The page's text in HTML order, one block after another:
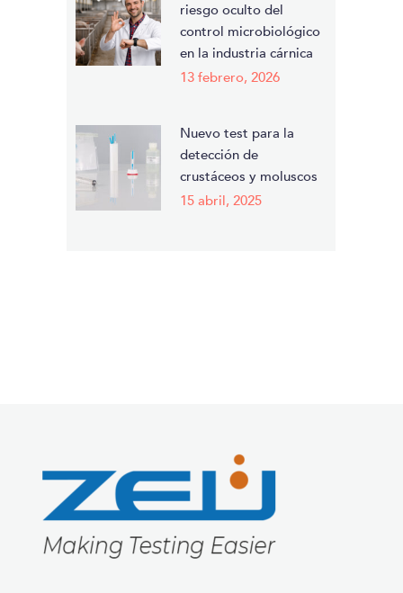
riesgo oculto del
control microbiológico
en la industria cárnica
13 febrero, 2026
Nuevo test para la
detección de
crustáceos y moluscos
15 abril, 2025